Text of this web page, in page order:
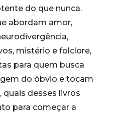
do que nunca.
abordam amor,
mistério e folclore,
para quem busca
do óbvio e tocam
quais desses livros
para começar a